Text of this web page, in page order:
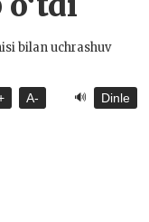
A- 🔊 Dinle